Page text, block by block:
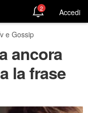
2 Accedi
e Gossip
ancora
la frase